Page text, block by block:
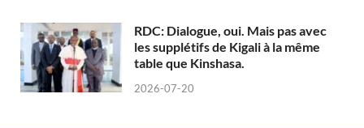
RDC: Dialogue, oui. Mais pas avec
les supplétifs de Kigali à la même
table que Kinshasa.
2026-07-20